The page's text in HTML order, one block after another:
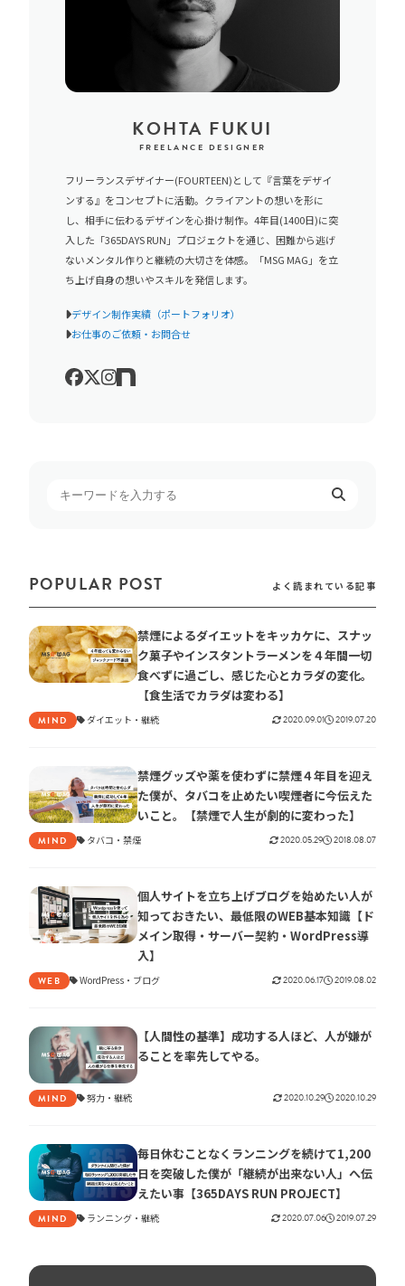
KOHTA FUKUI
FREELANCE DESIGNER
フリーランスデザイナー(FOURTEEN)として『言葉をデザイ
ンする』をコンセプトに活動。クライアントの想いを形に
し、相手に伝わるデザインを心掛け制作。4年目(1400日)に突
入した「365DAYS RUN」プロジェクトを通じ、困難から逃げ
ないメンタル作りと継続の大切さを体感。「MSG MAG」を立
ち上げ自身の想いやスキルを発信します。
デザイン制作実績（ポートフォリオ）
お仕事のご依頼・お問合せ
POPULAR POST よく読まれている記事
禁煙によるダイエットをキッカケに、スナッ
ク菓子やインスタントラーメンを４年間一切
食べずに過ごし、感じた心とカラダの変化。
【食生活でカラダは変わる】
MIND ダイエット 継続 2020.09.01 2019.07.20
禁煙グッズや薬を使わずに禁煙４年目を迎え
た僕が、タバコを止めたい喫煙者に今伝えた
いこと。【禁煙で人生が劇的に変わった】
MIND タバコ 禁煙 2020.05.29 2018.08.07
個人サイトを立ち上げブログを始めたい人が
知っておきたい、最低限のWEB基本知識【ド
メイン取得・サーバー契約・WordPress導
入】
WEB WordPress ブログ 2020.06.17 2019.08.02
【人間性の基準】成功する人ほど、人が嫌が
ることを率先してやる。
MIND 努力 継続 2020.10.29 2020.10.29
毎日休むことなくランニングを続けて1,200
日を突破した僕が「継続が出来ない人」へ伝
えたい事【365DAYS RUN PROJECT】
MIND ランニング 継続 2020.07.06 2019.07.29